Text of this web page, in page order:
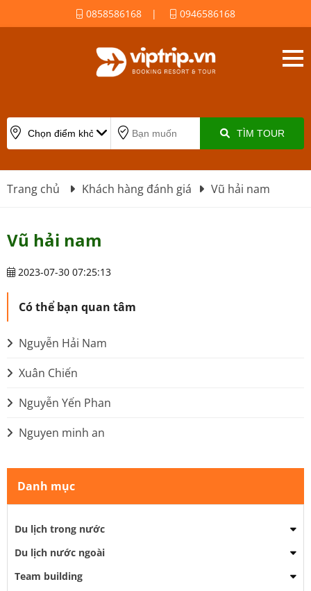
0858586168 | 0946586168
TÌM TOUR
Trang chủ Khách hàng đánh giá Vũ hải nam
Vũ hải nam
2023-07-30 07:25:13
Có thể bạn quan tâm
Nguyễn Hải Nam
Xuân Chiến
Nguyễn Yến Phan
Nguyen minh an
Danh mục
Du lịch trong nước
Du lịch nước ngoài
Team building